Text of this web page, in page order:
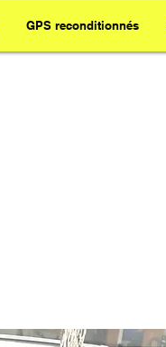
GPS reconditionnés